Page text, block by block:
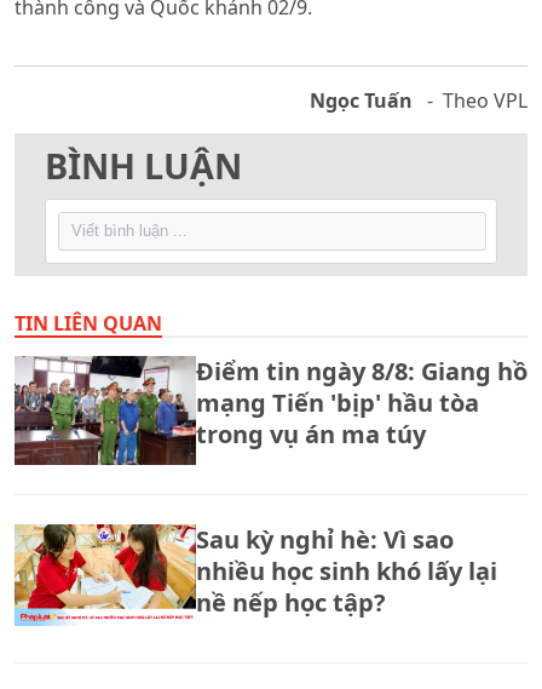
thành công và Quốc khánh 02/9.
Ngọc Tuấn - Theo VPL
BÌNH LUẬN
TIN LIÊN QUAN
Điểm tin ngày 8/8: Giang hồ
mạng Tiến 'bịp' hầu tòa
trong vụ án ma túy
Sau kỳ nghỉ hè: Vì sao
nhiều học sinh khó lấy lại
nề nếp học tập?